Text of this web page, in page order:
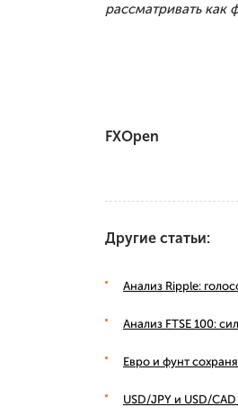
рассматривать как
FXOpen
Другие статьи:
Анализ Ripple:
Анализ FTSE 100:
Евро и фунт
USD/JPY и USD/